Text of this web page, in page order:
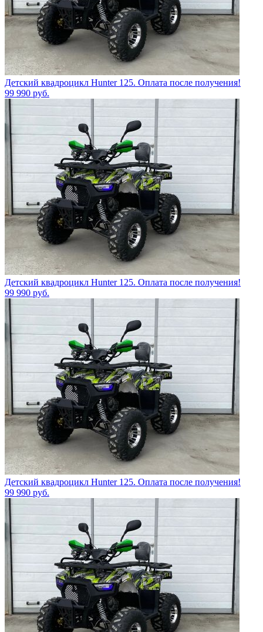
Детский квадроцикл Hunter 125. Оплата после получения!
99 990 руб.
Детский квадроцикл Hunter 125. Оплата после получения!
99 990 руб.
Детский квадроцикл Hunter 125. Оплата после получения!
99 990 руб.